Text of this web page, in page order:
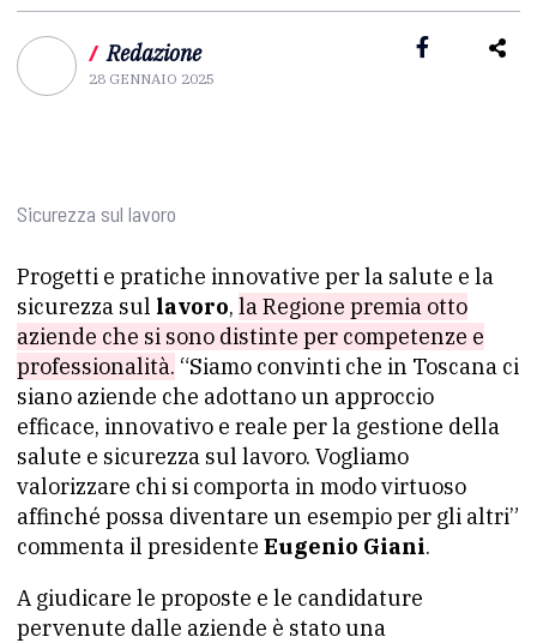
/ Redazione
28 GENNAIO 2025
Sicurezza sul lavoro
Progetti e pratiche innovative per la salute e la
sicurezza sul lavoro, la Regione premia otto
aziende che si sono distinte per competenze e
professionalità. “Siamo convinti che in Toscana ci
siano aziende che adottano un approccio
efficace, innovativo e reale per la gestione della
salute e sicurezza sul lavoro. Vogliamo
valorizzare chi si comporta in modo virtuoso
affinché possa diventare un esempio per gli altri”
commenta il presidente Eugenio Giani.
A giudicare le proposte e le candidature
pervenute dalle aziende è stato una